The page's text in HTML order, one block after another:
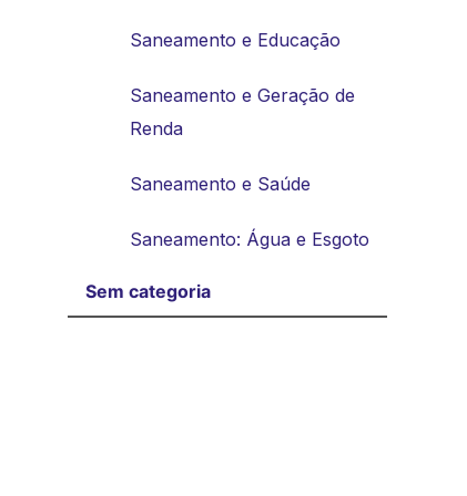
Saneamento e Educação
Saneamento e Geração de
Renda
Saneamento e Saúde
Saneamento: Água e Esgoto
Sem categoria